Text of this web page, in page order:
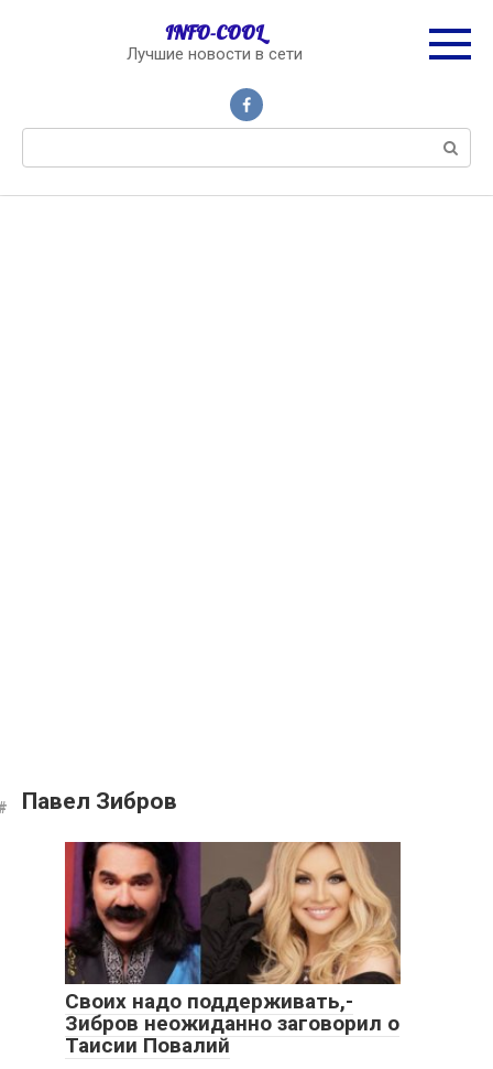
INFO-COOL
Лучшие новости в сети
Павел Зибров
Своих надо поддерживать,-
Зибров неожиданно заговорил о
Таисии Повалий